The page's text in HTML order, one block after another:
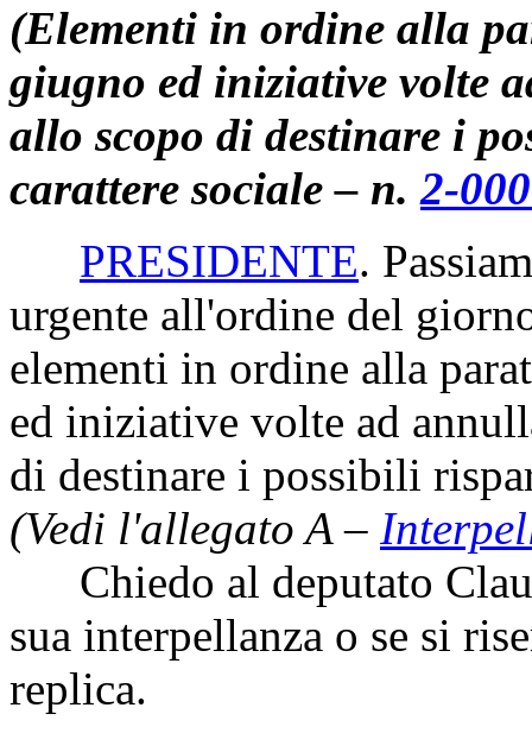
(Elementi in ordine alla
giugno ed iniziative volte
allo scopo di destinare i
carattere sociale – n.2-
PRESIDENTE.
urgente all'ordine del
elementi in ordine alla
ed iniziative volte ad
di destinare i possibili
(Vedi l'allegato A –
Chiedo al deputato
sua interpellanza o se si
replica.